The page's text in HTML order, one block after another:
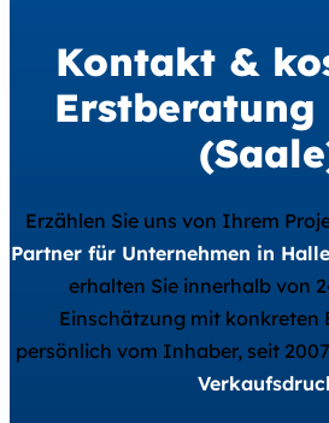
Kontakt&
Erzählen Sie uns von Ihrem
Partner für Unternehmen in
erhalten Sie innerhalb von
Einschätzung mit konkreten
persönlich vom Inhaber, seit